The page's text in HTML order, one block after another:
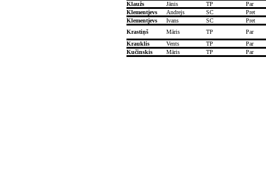
Klaužs
Jānis TP
Par
Klementjevs
Andrejs SC
Pret
Klementjevs
Ivans SC
Pret
Krastiņš
Māris TP
Par
Krauklis
Vents TP
Par
Kučinskis
Māris TP Par